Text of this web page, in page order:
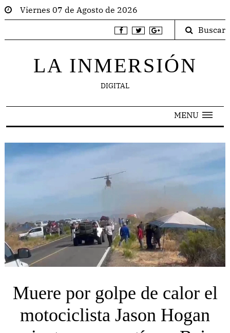
Viernes 07 de Agosto de 2026
Buscar
LA INMERSIÓN
DIGITAL
MENU
Muere por golpe de calor el
motociclista Jason Hogan